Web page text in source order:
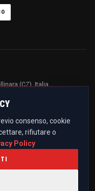
(CZ), Italia
consenso, cookie
rifiutare o
Policy